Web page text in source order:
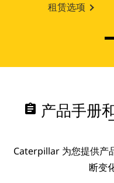
租赁选项
assignment 产品手册
Caterpillar 为您提供产
断变